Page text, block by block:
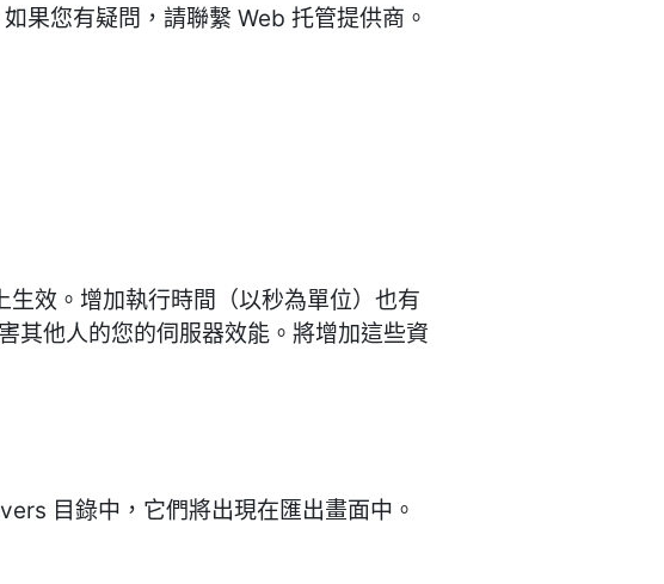
果您有疑問，請聯繫 Web 托管提供商。
效。增加執行時間（以秒為單位）也有
其他人的您的伺服器效能。將增加這些資
目錄中，它們將出現在匯出畫面中。